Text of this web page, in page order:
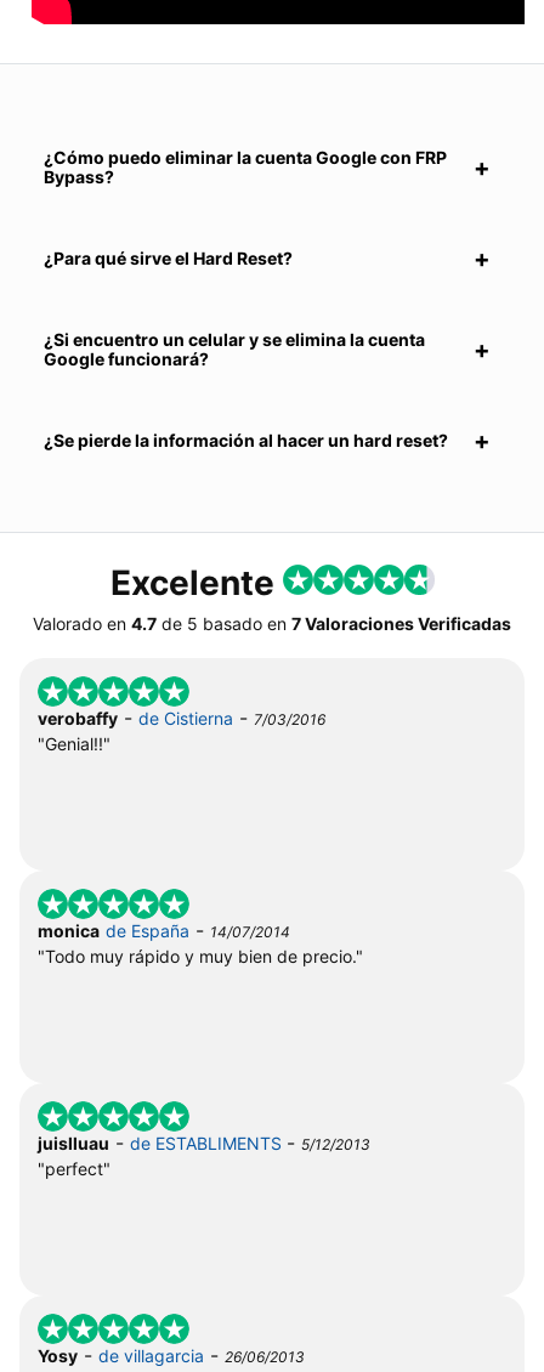
¿Cómo puedo eliminar la cuenta Google con FRP
Bypass?
¿Para qué sirve el Hard Reset?
¿Si encuentro un celular y se elimina la cuenta
Google funcionará?
¿Se pierde la información al hacer un hard reset?
Excelente
Valorado en 4.7 de 5 basado en 7 Valoraciones Verificadas
verobaffy - de Cistierna - 7/03/2016
"Genial!!"
monica de España - 14/07/2014
"Todo muy rápido y muy bien de precio."
juislluau - de ESTABLIMENTS - 5/12/2013
"perfect"
Yosy - de villagarcia - 26/06/2013